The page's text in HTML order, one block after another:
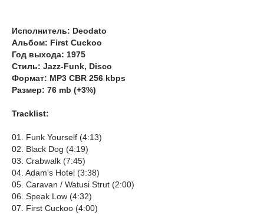
Исполнитель: Deodato
Альбом: First Cuckoo
Год выхода: 1975
Стиль: Jazz-Funk, Disco
Формат: MP3 CBR 256 kbps
Размер: 76 mb (+3%)
Tracklist:
01. Funk Yourself (4:13)
02. Black Dog (4:19)
03. Crabwalk (7:45)
04. Adam's Hotel (3:38)
05. Caravan / Watusi Strut (2:00)
06. Speak Low (4:32)
07. First Cuckoo (4:00)